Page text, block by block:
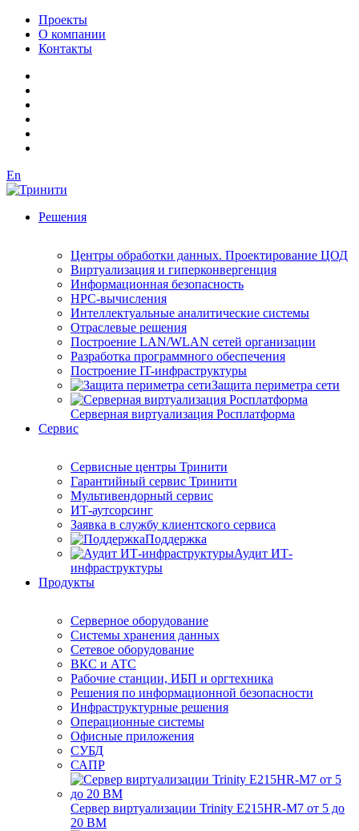
Проекты
О компании
Контакты
En
Решения
Центры обработки данных. Проектирование ЦОД
Виртуализация и гиперконвергенция
Информационная безопасность
HPC-вычисления
Интеллектуальные аналитические системы
Отраслевые решения
Построение LAN/WLAN сетей организации
Разработка программного обеспечения
Построение IT-инфраструктуры
Защита периметра сети
Серверная виртуализация Росплатформа
Сервис
Сервисные центры Тринити
Гарантийный сервис Тринити
Мультивендорный сервис
ИТ-аутсорсинг
Заявка в службу клиентского сервиса
Поддержка
Аудит ИТ-
инфраструктуры
Продукты
Серверное оборудование
Системы хранения данных
Сетевое оборудование
ВКС и АТС
Рабочие станции, ИБП и оргтехника
Решения по информационной безопасности
Инфраструктурные решения
Операционные системы
Офисные приложения
СУБД
САПР
Сервер виртуализации Trinity E215HR-M7 от 5 до
20 ВМ